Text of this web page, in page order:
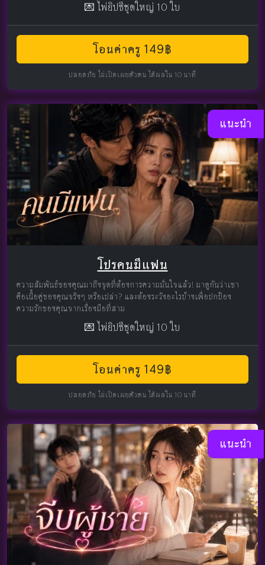
💌 ไพ่ยิปซีชุดใหญ่ 10 ใบ
โอนค่าครู 149฿
ปลอดภัย ไม่เปิดเผยตัวตน ได้ผลใน 10 นาที
แนะนำ
โปรคนมีแฟน
ความสัมพันธ์ของคุณมาถึงจุดที่ต้องการความมั่นใจแล้ว! มาดูกันว่าเขา
คือเนื้อคู่ของคุณจริงๆ หรือเปล่า? และต้องระวังอะไรบ้างเพื่อปกป้อง
ความรักของคุณจากเรื่องมือที่สาม
💌 ไพ่ยิปซีชุดใหญ่ 10 ใบ
โอนค่าครู 149฿
ปลอดภัย ไม่เปิดเผยตัวตน ได้ผลใน 10 นาที
แนะนำ